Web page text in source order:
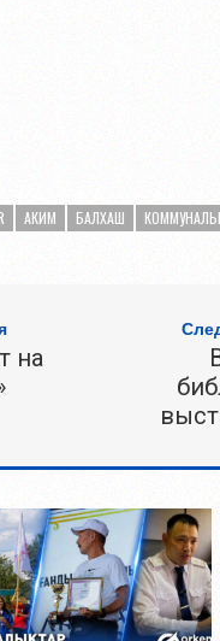
АКИМ БАЛХАШ
на